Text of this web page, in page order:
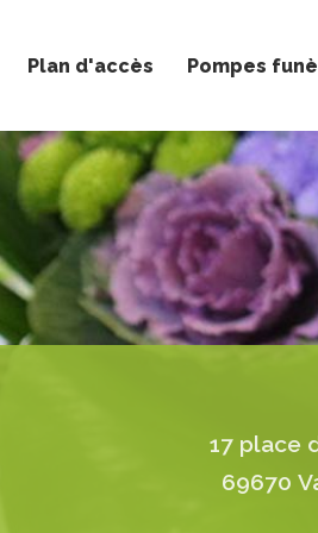
Plan d'accès Pompes
17 place
69670